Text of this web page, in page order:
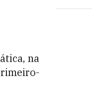
na